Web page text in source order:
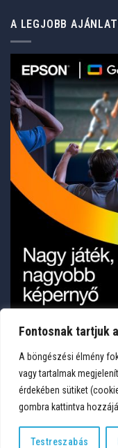
Fontosnak tartjuk
A böngészési élmény
vagy tartalmak
érdekében sütiket
gombra kattintva
Testreszabás
A LEGJOBB